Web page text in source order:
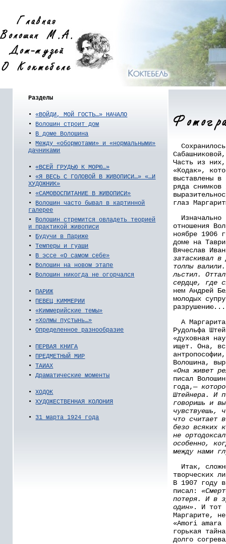
Разделы
•«ВОЙДИ, МОЙ ГОСТЬ…» НАЧАЛО
• Волошин строит дом
• В доме Волошина
•Между «обормотами» и «нормальными»
дачниками
•«ВСЕЙ ГРУДЬЮ К МОРЮ…»
•«Я ВЕСЬ С ГОЛОВОЙ В ЖИВОПИСИ…» «…И
ХУДОЖНИК»
•«САМОВОСПИТАНИЕ В ЖИВОПИСИ»
• Волошин часто бывал в картинной
галерее
• Волошин стремится овладеть теорией
и практикой живописи
• Будучи в Париже
•Темперы и гуаши
• В эссе «О самом себе»
• Волошин на новом этапе
• Волошин никогда не огорчался
• ПАРИЖ
• ПЕВЕЦ КИММЕРИИ
•«Киммерийские темы»
•«Холмы пустынь…»
•Определенное разнообразие
• ПЕРВАЯ КНИГА
• ПРЕДМЕТНЫЙ МИР
•ТАИАХ
•Драматические моменты
•ХОДОК
•ХУДОЖЕСТВЕННАЯ КОЛОНИЯ
• 31 марта 1924 года
Часть из
«Кодак»,
выставлены в
ряда снимков
глаз
Изначально
отношения
ноябре 1906
доме на
Вячеслав
затаскивал
толпы
льстил.
сердце, где
нем Андрей
молодых
разрушению...
А
Рудольфа
«духовная
ищет. Она,
Волошина,
«Она живет
писал
года,—
Штейнера. И
говоришь и
чувствуешь,
что считает
безо всяких
не
особенно,
между нами
Итак,
творческих
В 1907 году
писал:
потеря. И в
один». И тот
Маргарите,
«Amori
горькая
долго